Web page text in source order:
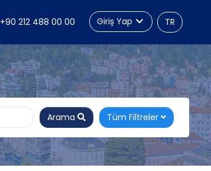
TR
+90 212 488 00 00 Giriş Yap
Arama Tüm Filtreler